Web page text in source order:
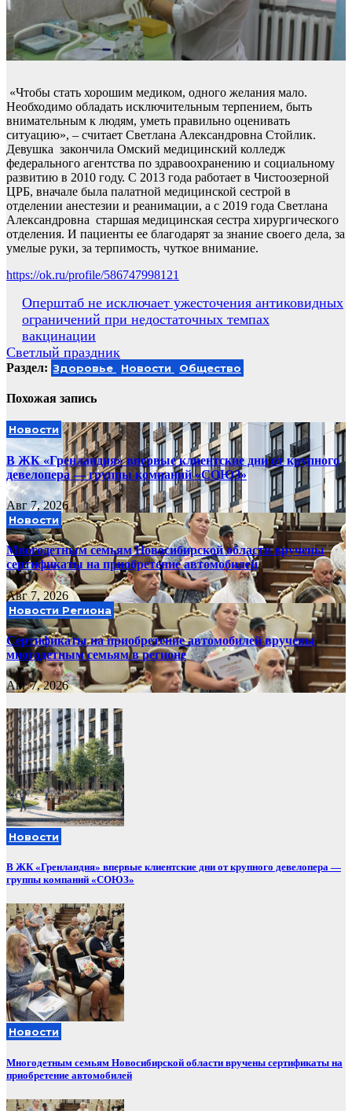
«Чтобы стать хорошим медиком, одного желания мало.
Необходимо обладать исключительным терпением, быть
внимательным к людям, уметь правильно оценивать
ситуацию», – считает Светлана Александровна Стойлик.
Девушка закончила Омский медицинский колледж
федерального агентства по здравоохранению и социальному
развитию в 2010 году. С 2013 года работает в Чистоозерной
ЦРБ, вначале была палатной медицинской сестрой в
отделении анестезии и реанимации, а с 2019 года Светлана
Александровна старшая медицинская сестра хирургического
отделения. И пациенты ее благодарят за знание своего дела, за
умелые руки, за терпимость, чуткое внимание.
https://ok.ru/profile/586747998121
Навигация
по
записям
Оперштаб не исключает ужесточения антиковидных
ограничений при недостаточных темпах
вакцинации
Светлый праздник
Раздел: Здоровье Новости Общество
Похожая запись
Новости
В ЖК «Гренландия» впервые клиентские дни от крупного
девелопера — группы компаний «СОЮЗ»
Авг 7, 2026
Новости
Многодетным семьям Новосибирской области вручены
сертификаты на приобретение автомобилей
Авг 7, 2026
Новости Региона
Сертификаты на приобретение автомобилей вручены
многодетным семьям в регионе
Авг 7, 2026
Новости
В ЖК «Гренландия» впервые клиентские дни от крупного девелопера —
группы компаний «СОЮЗ»
Новости
Многодетным семьям Новосибирской области вручены сертификаты на
приобретение автомобилей